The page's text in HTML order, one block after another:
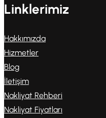
Linklerimiz
Hakkımızda
Hizmetler
Blog
İletişim
Nakliyat Rehberi
Nakliyat Fiyatları